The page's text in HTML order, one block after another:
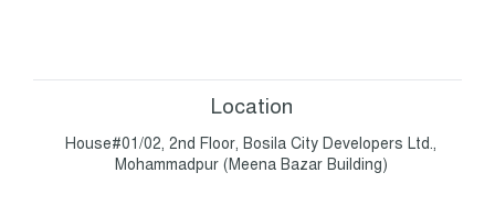
Location
House#01/02, 2nd Floor, Bosila City Developers Ltd.,
Mohammadpur (Meena Bazar Building)